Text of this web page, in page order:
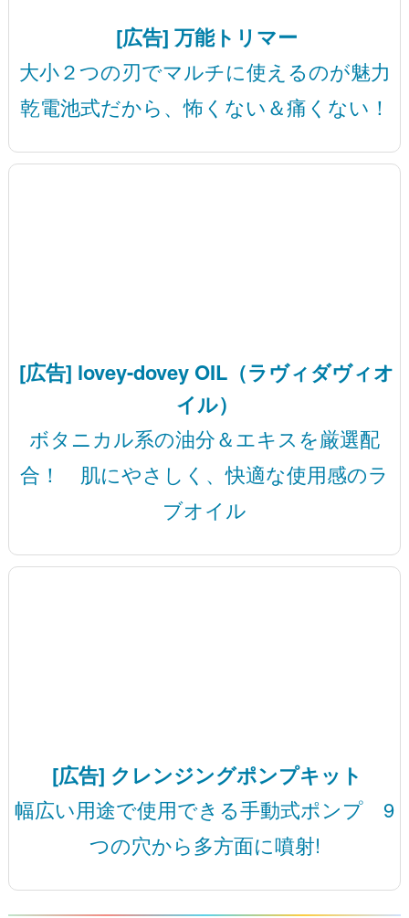
[広告] 万能トリマー
大小２つの刃でマルチに使えるのが魅力
乾電池式だから、怖くない＆痛くない！
[広告] lovey-dovey OIL（ラヴィダヴィオ
イル）
ボタニカル系の油分＆エキスを厳選配
合！ 肌にやさしく、快適な使用感のラ
ブオイル
[広告] クレンジングポンプキット
幅広い用途で使用できる手動式ポンプ 9
つの穴から多方面に噴射!